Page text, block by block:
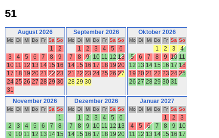
51
August 2026
Mo Di Mi Do Fr Sa So
1
2
3
4 5 6 7 8
9
10 11 12 13 14 15 16
17 18 19 20 21 22 23
24 25 26 27 28 29 30
31
September 2026
Mo Di Mi Do Fr Sa So
1 2 3 4 5
6
7
8 9 10 11 12 13
14 15 16 17 18 19 20
21 22 23 24 25 26 27
28 29 30
Oktober 2026
Mo Di Mi Do Fr Sa So
1 2 3
4
5
6 7 8 9 10 11
12 13 14 15 16 17 18
19 20 21 22 23 24 25
26 27 28 29 30 31
November 2026
Mo Di Mi Do Fr Sa So
1
2
3 4 5 6 7
8
9
10 11 12 13 14 15
Dezember 2026
Mo Di Mi Do Fr Sa So
1 2 3 4 5
6
7
8 9 10 11 12 13
14 15 16 17 18 19 20
Januar 2027
Mo Di Mi Do Fr Sa So
1 2
3
4
5 6 7 8 9
10
11 12 13 14 15 16 17